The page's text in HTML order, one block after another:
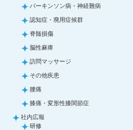
パーキンソン病・神経難病
認知症・廃用症候群
脊髄損傷
脳性麻痺
訪問マッサージ
その他疾患
腰痛
膝痛・変形性膝関節症
社内広報
研修